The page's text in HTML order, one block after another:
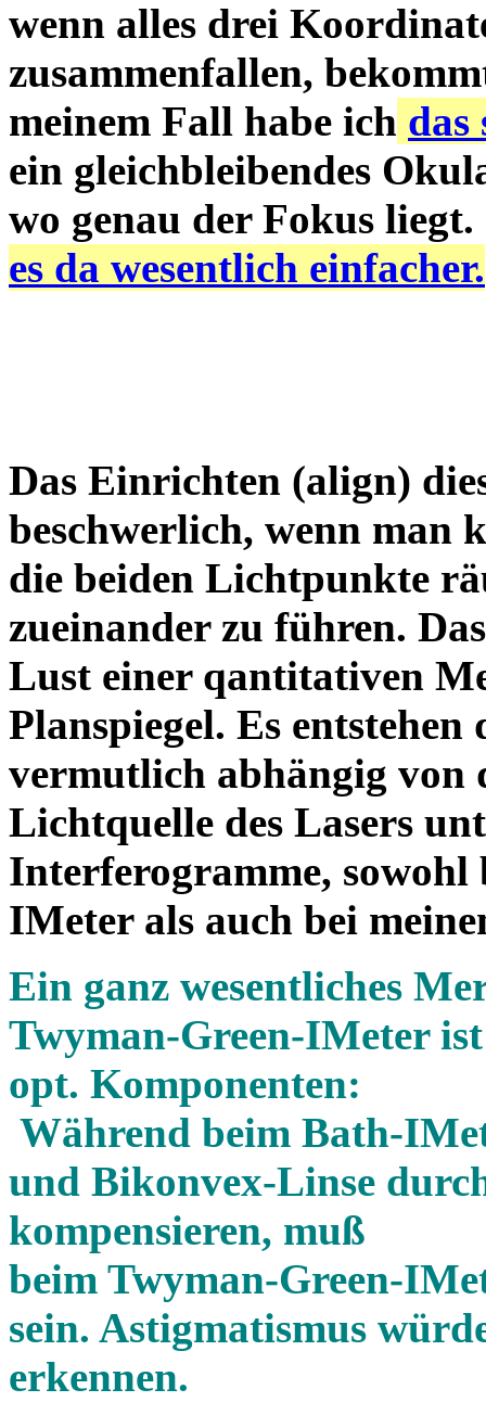
wenn alles drei
zusammenfallen,
meinem Fall habe ich das
ein gleichbleibendes
wo genau der Fokus liegt.
es da wesentlich einfacher.
Das Einrichten (align)
beschwerlich, wenn man
die beiden Lichtpunkte
zueinander zu führen.
Lust einer qantitativen
Planspiegel. Es entstehen
vermutlich abhängig von
Lichtquelle des Lasers
Interferogramme, sowohl
IMeter als auch bei
Ein ganz wesentliches
Twyman-Green-IMeter
opt. Komponenten:
Während beim Bath-
und Bikonvex-Linse
kompensieren, muß
beim Twyman-Green-
sein. Astigmatismus
erkennen.